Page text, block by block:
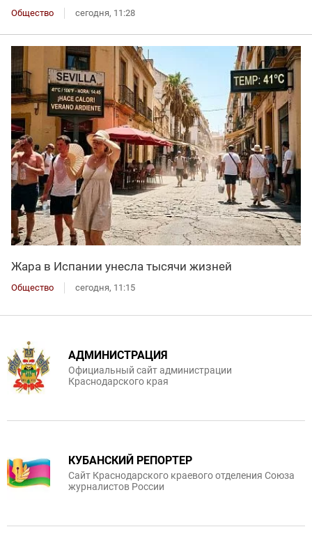
Общество сегодня, 11:28
Жара в Испании унесла тысячи жизней
Общество сегодня, 11:15
АДМИНИСТРАЦИЯ
Официальный сайт администрации
Краснодарского края
КУБАНСКИЙ РЕПОРТЕР
Сайт Краснодарского краевого отделения Союза
журналистов России